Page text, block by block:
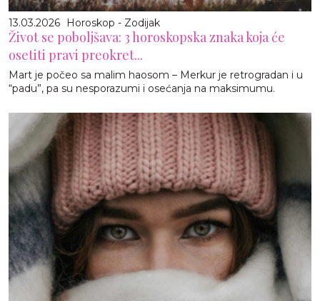
13.03.2026 Horoskop - Zodijak
Život se poboljšava: 3 horoskopska znaka koja će
osetiti pravi preokret...
Mart je počeo sa malim haosom – Merkur je retrogradan i u
“padu”, pa su nesporazumi i osećanja na maksimumu.